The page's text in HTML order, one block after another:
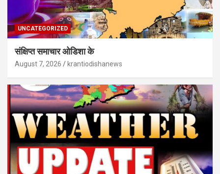
UNCATEGORIZED
संक्षिप्त समाचार ओडिशा के
August 7, 2026 krantiodishanews